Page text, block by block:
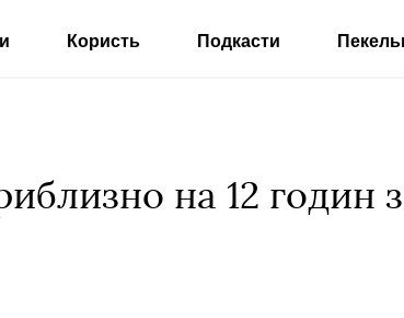
Користь Подкасти
на 12 годин